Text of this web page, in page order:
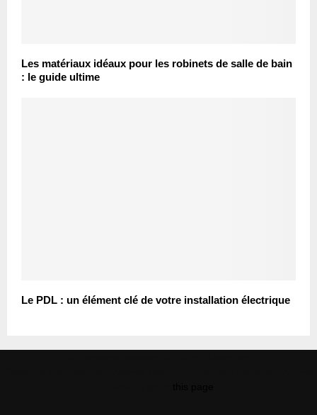
Les matériaux idéaux pour les robinets de salle de bain
: le guide ultime
Le PDL : un élément clé de votre installation électrique